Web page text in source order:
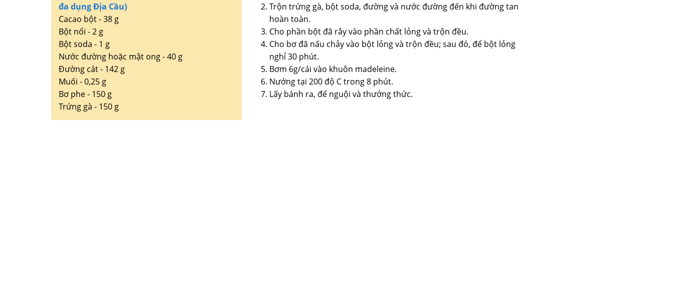
đa dụng Địa Cầu)
Cacao bột - 38 g
Bột nổi - 2 g
Bột soda - 1 g
Nước đường hoặc mật ong - 40 g
Đường cát - 142 g
Muối - 0,25 g
Bơ phe - 150 g
Trứng gà - 150 g
Trộn trứng gà, bột soda, đường và nước đường đến khi đường tan
hoàn toàn.
Cho phần bột đã rây vào phần chất lỏng và trộn đều.
Cho bơ đã nấu chảy vào bột lỏng và trộn đều; sau đó, để bột lỏng
nghỉ 30 phút.
Bơm 6g/cái vào khuôn madeleine.
Nướng tại 200 độ C trong 8 phút.
Lấy bánh ra, để nguội và thưởng thức.